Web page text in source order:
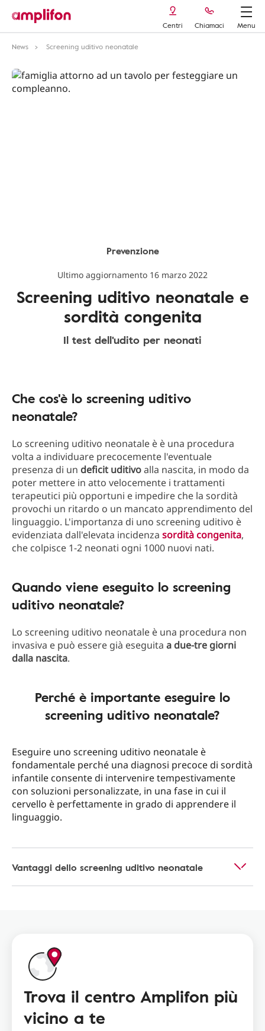
Centri Chiamaci
Menu
News
Screening uditivo neonatale
Prevenzione
Ultimo aggiornamento 16 marzo 2022
Screening uditivo neonatale e
sordità congenita
Il test dell'udito per neonati
Che cos'è lo screening uditivo
neonatale?
Lo screening uditivo neonatale è è una procedura
volta a individuare precocemente l'eventuale
presenza di un deficit uditivoalla nascita, in modo da
poter mettere in atto velocemente i trattamenti
terapeutici più opportuni e impedire che la sordità
provochi un ritardo o un mancato apprendimento del
linguaggio. L'importanza di uno screening uditivo è
evidenziata dall'elevata incidenza sordità congenita,
che colpisce 1-2 neonati ogni 1000 nuovi nati.
Quando viene eseguito lo screening
uditivo neonatale?
Lo screening uditivo neonatale è una procedura non
invasiva e può essere già eseguita a due-tre giorni
dalla nascita.
Perché è importante eseguire lo
screening uditivo neonatale?
Eseguire uno screening uditivo neonatale è
fondamentale perché una diagnosi precoce di sordità
infantile consente di intervenire tempestivamente
con soluzioni personalizzate, in una fase in cui il
cervello è perfettamente in grado di apprendere il
linguaggio.
Vantaggi dello screening uditivo neonatale
Trova il centro Amplifon più
vicino a te